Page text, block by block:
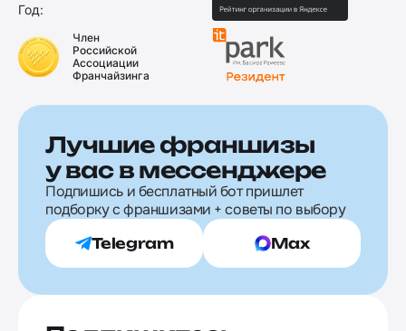
Год:
Член
Российской
Ассоциации
Франчайзинга
Лучшие франшизы
у вас в мессенджере
Подпишись и бесплатный бот пришлет
подборку с франшизами + советы по выбору
Telegram Max